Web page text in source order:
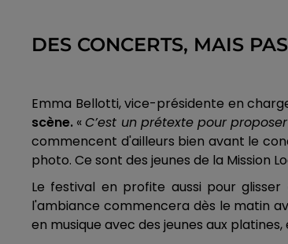
DES CONCERTS, MAIS
Emma Bellotti, vice-présidente en
scène. «C’est un prétexte pour
commencent d'ailleurs bien avant le
photo. Ce sont des jeunes de la Mission
Le festival en profite aussi pour glisser
l'ambiance commencera dès le matin
en musique avec des jeunes aux